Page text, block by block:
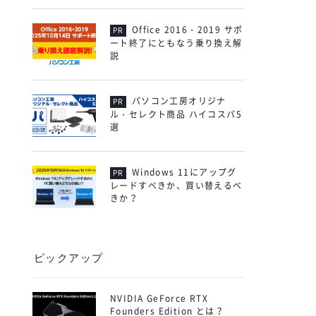
Office 2016・2019 サポ
ート終了にともなう乗り換え解
説
パソコン工房オリジナ
ル・セレクト商品 ハイコスパ5
選
Windows 11にアップグ
レードすべきか、買い替えるべ
きか？
ピックアップ
NVIDIA GeForce RTX
Founders Edition とは？